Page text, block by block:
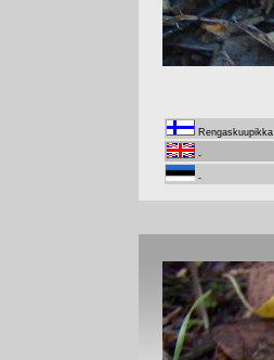
Rengaskuupikka
-
-